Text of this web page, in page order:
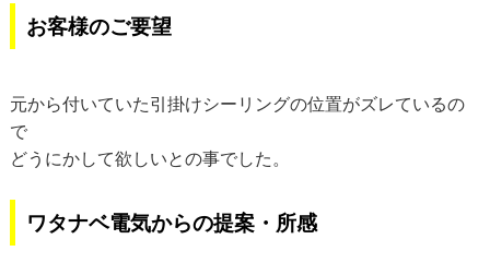
お客様のご要望
元から付いていた引掛けシーリングの位置がズレているの
で
どうにかして欲しいとの事でした。
ワタナベ電気からの提案・所感